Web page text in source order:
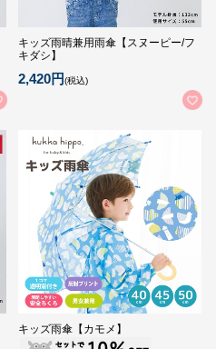
キッズ雨晴兼用雨傘【スヌーピー/フ
キダシ】
2,420円(税込)
キッズ雨傘【カモメ】